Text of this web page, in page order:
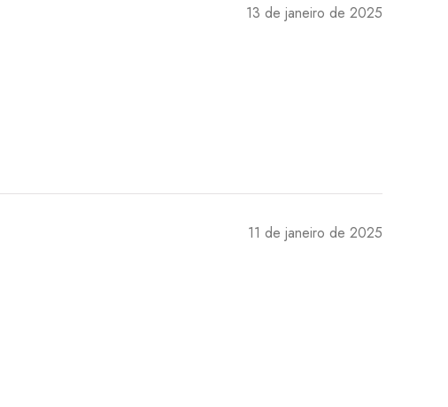
13 de janeiro de 2025
11 de janeiro de 2025